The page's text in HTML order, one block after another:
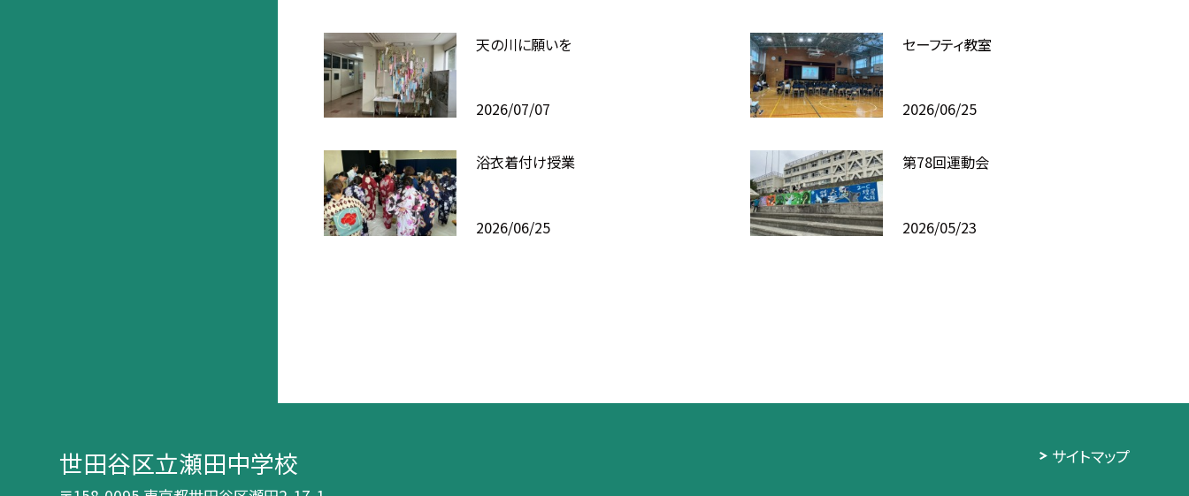
天の川に願いを
2026/07/07
セーフティ教室
2026/06/25
浴衣着付け授業
2026/06/25
第78回運動会
2026/05/23
世田谷区立瀬田中学校 サイトマップ